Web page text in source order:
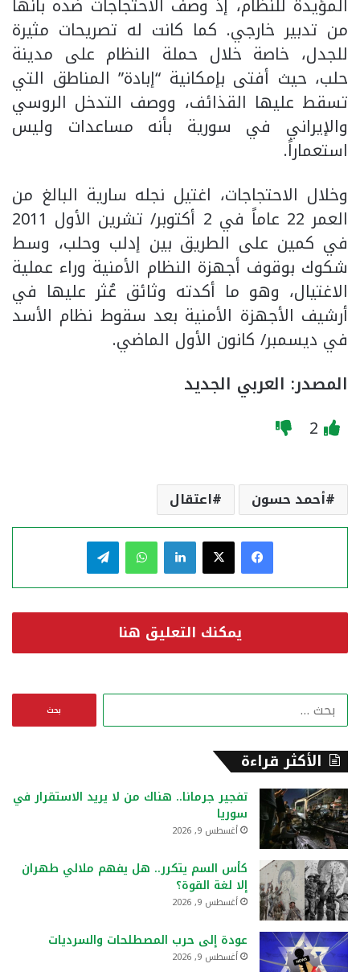
من تدبير خارجي. كما كانت له تصريحات مثيرة
للجدل، خاصة خلال حملة النظام على مدينة
حلب، حيث أفتى بإمكانية “إبادة” المناطق التي
تسقط عليها القذائف، ووصف التدخل الروسي
والإيراني في سورية بأنه مساعدات وليس
استعماراً.
وخلال الاحتجاجات، اغتيل نجله سارية البالغ من
العمر 22 عاماً في 2 أكتوبر/ تشرين الأول 2011
في كمين على الطريق بين إدلب وحلب، وسط
شكوك بوقوف أجهزة النظام الأمنية وراء عملية
الاغتيال، وهو ما أكدته وثائق عُثر عليها في
أرشيف الأجهزة الأمنية بعد سقوط نظام الأسد
في ديسمبر/ كانون الأول الماضي.
المصدر: العربي الجديد
2
أحمد حسون اعتقال
فيسبوك لينكدإن واتساب
يمكنك التعليق هنا
ن
الأكثر قراءة
تفجير جرمانا.. هناك من لا يريد الاستقرار في
سوريا
أغسطس 9, 2026
كأس السم يتكرر.. هل يفهم ملالي طهران
إلا لغة القوة؟
أغسطس 9, 2026
عودة إلى حرب المصطلحات والسرديات
أغسطس 9, 2026